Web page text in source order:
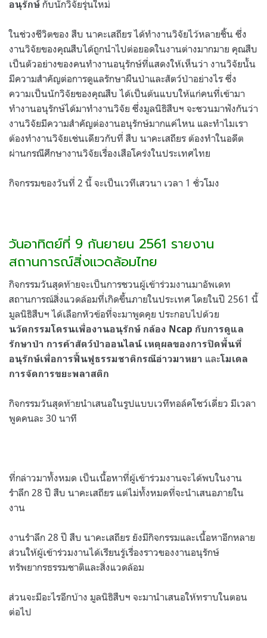
อนุรักษ์ กับนักวิจัยรุ่นใหม่
ในช่วงชีวิตของ สืบ นาคะเสถียร ได้ทำงานวิจัยไว้หลายชิ้น ซึ่ง
งานวิจัยของคุณสืบได้ถูกนำไปต่อยอดในงานต่างมากมาย คุณสืบ
เป็นตัวอย่างของคนทำงานอนุรักษ์ที่แสดงให้เห็นว่า งานวิจัยนั้น
มีความสำคัญต่อการดูแลรักษาผืนป่าและสัตว์ป่าอย่างไร ซึ่ง
ความเป็นนักวิจัยของคุณสืบ ได้เป็นต้นแบบให้แก่คนที่เข้ามา
ทำงานอนุรักษ์ได้มาทำงานวิจัย ซึ่งมูลนิธิสืบฯ จะชวนมาฟังกันว่า
งานวิจัยมีความสำคัญต่องานอนุรักษ์มากแค่ไหน และทำไมเรา
ต้องทำงานวิจัยเช่นเดียวกับที่ สืบ นาคะเสถียร ต้องทำในอดีต
ผ่านกรณีศึกษางานวิจัยเรื่องเสือโคร่งในประเทศไทย
กิจกรรมของวันที่ 2 นี้ จะเป็นเวทีเสวนา เวลา 1 ชั่วโมง
วันอาทิตย์ที่ 9 กันยายน 2561 รายงาน
สถานการณ์สิ่งแวดล้อมไทย
กิจกรรมวันสุดท้ายจะเป็นการชวนผู้เข้าร่วมงานมาอัพเดท
สถานการณ์สิ่งแวดล้อมที่เกิดขึ้นภายในประเทศ โดยในปี 2561 นี้
มูลนิธิสืบฯ ได้เลือกหัวข้อที่จะมาพูดคุย ประกอบไปด้วย
นวัตกรรมโดรนเพื่องานอนุรักษ์ กล้อง Ncap กับการดูแล
รักษาป่า การค้าสัตว์ป่าออนไลน์ เหตุผลของการปิดพื้นที่
อนุรักษ์เพื่อการฟื้นฟูธรรมชาติกรณีอ่าวมาหยา และโมเดล
การจัดการขยะพลาสติก
กิจกรรมวันสุดท้ายนำเสนอในรูปแบบเวทีทอล์คโชว์เดี่ยว มีเวลา
พูดคนละ 30 นาที
ที่กล่าวมาทั้งหมด เป็นเนื้อหาที่ผู้เข้าร่วมงานจะได้พบในงาน
รำลึก 28 ปี สืบ นาคะเสถียร แต่ไม่ทั้งหมดที่จะนำเสนอภายใน
งาน
งานรำลึก 28 ปี สืบ นาคะเสถียร ยังมีกิจกรรมและเนื้อหาอีกหลาย
ส่วนให้ผู้เข้าร่วมงานได้เรียนรู้เรื่องราวของงานอนุรักษ์
ทรัพยากรธรรมชาติและสิ่งแวดล้อม
ส่วนจะมีอะไรอีกบ้าง มูลนิธิสืบฯ จะมานำเสนอให้ทราบในตอน
ต่อไป